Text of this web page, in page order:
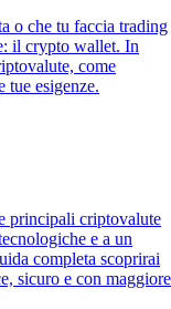
o che tu faccia trading
il crypto wallet. In
come
tue esigenze.
principali criptovalute
e a un
completa scoprirai
sicuro e con maggiore